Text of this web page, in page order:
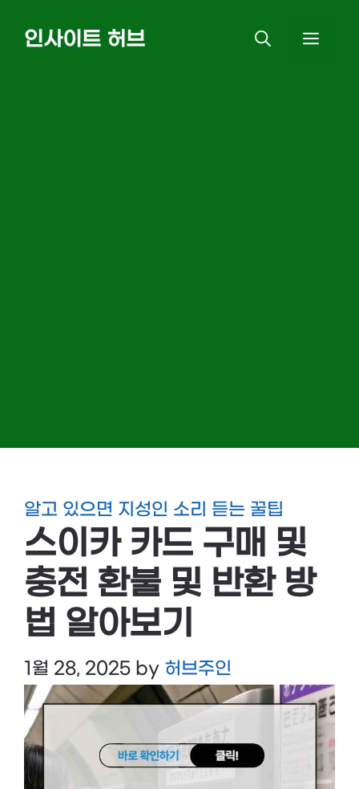
인사이트 허브
알고 있으면 지성인 소리 듣는 꿀팁
스이카 카드 구매 및
충전 환불 및 반환 방
법 알아보기
1월 28, 2025 by 허브주인